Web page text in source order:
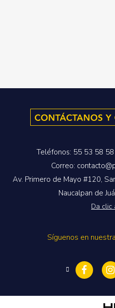
Teléfonos: 55 53 58
Correo:
Av. Primero de Mayo #120,
Naucalpan de
Da clic
Síguenos en